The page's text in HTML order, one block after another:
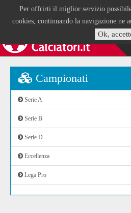
Per offrirti il miglior servizio
cookies, continuando la navigazione
Ok,
Campionati
Serie A
Serie B
Serie D
Eccellenza
Lega Pro